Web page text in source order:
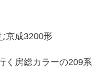
京成3200形
く房総カラーの209系